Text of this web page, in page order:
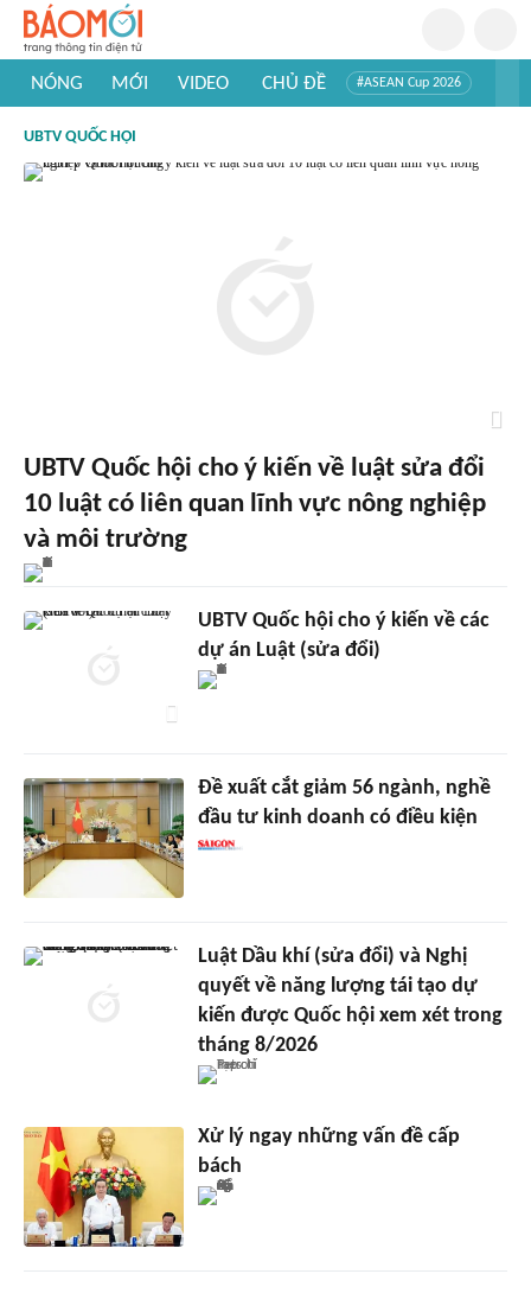
NÓNG MỚI VIDEO CHỦ ĐỀ #ASEAN Cup 2026
#Khám phá thế giới
UBTV QUỐC HỘI
UBTV Quốc hội cho ý kiến về luật sửa đổi
10 luật có liên quan lĩnh vực nông nghiệp
và môi trường
UBTV Quốc hội cho ý kiến về các
dự án Luật (sửa đổi)
Đề xuất cắt giảm 56 ngành, nghề
đầu tư kinh doanh có điều kiện
Luật Dầu khí (sửa đổi) và Nghị
quyết về năng lượng tái tạo dự
kiến được Quốc hội xem xét trong
tháng 8/2026
Xử lý ngay những vấn đề cấp
bách